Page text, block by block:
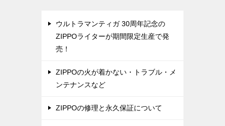
ウルトラマンティガ 30周年記念の
ZIPPOライターが期間限定生産で発
売！
ZIPPOの火が着かない・トラブル・メ
ンテナンスなど
ZIPPOの修理と永久保証について